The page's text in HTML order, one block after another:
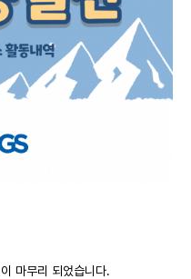
마무리 되었습니다.